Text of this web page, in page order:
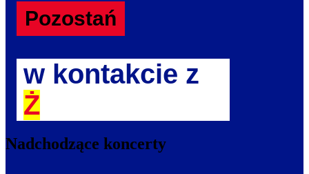
Pozostań
w kontakcie z
Ż
Nadchodzące koncerty